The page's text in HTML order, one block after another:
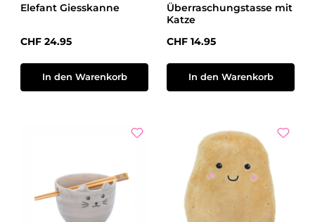
Elefant Giesskanne
Regulärer Preis:
CHF 24.95
In den Warenkorb
Überraschungstasse mit
Katze
Regulärer Preis:
CHF 14.95
In den Warenkorb